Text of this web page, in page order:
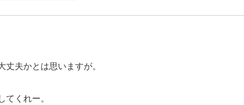
夫かとは思いますが。
くれー。